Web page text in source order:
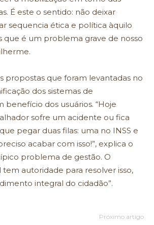
É este o sentido: não deixar
sequencia ética e política àquilo
que é um problema grave de nosso
propostas que foram levantadas no
dos sistemas de
benefício dos usuários. “Hoje
sofre um acidente ou fica
pegar duas filas: uma no INSS e
acabar com isso!”, explica o
problema de gestão. O
tem autoridade para resolver isso,
integral do cidadão”.
Próximo artigo